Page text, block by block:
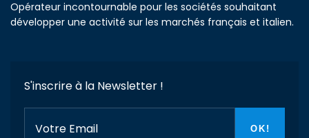
Opérateur incontournable pour les sociétés souhaitant
développer une activité sur les marchés français et italien.
S'inscrire à la Newsletter !